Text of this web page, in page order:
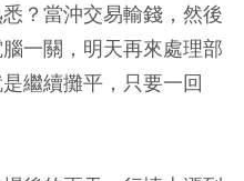
？當沖交易輸錢，然後
一關，明天再來處理部
繼續攤平，只要一回